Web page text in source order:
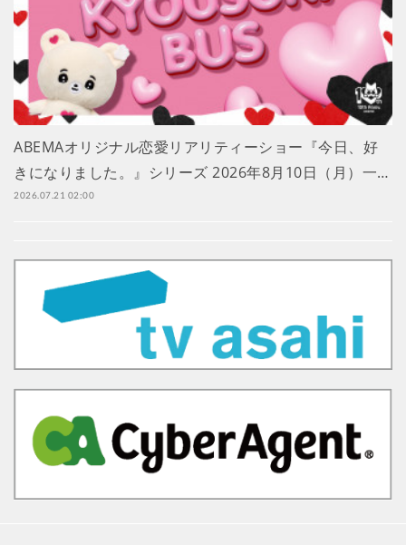
ABEMAオリジナル恋愛リアリティーショー『今日、好
きになりました。』シリーズ 2026年8月10日（月）一…
2026.07.21 02:00